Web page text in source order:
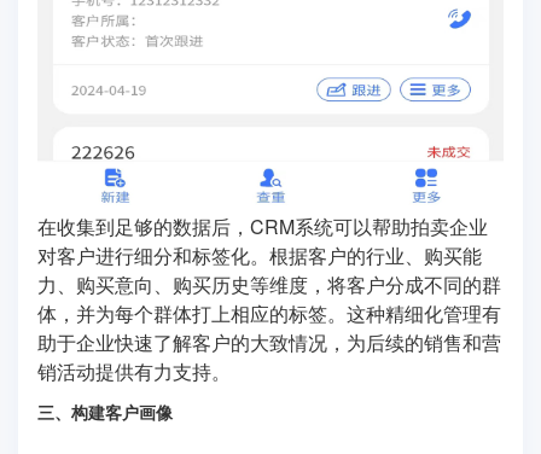
在收集到足够的数据后，CRM系统可以帮助拍卖企业
对客户进行细分和标签化。根据客户的行业、购买能
力、购买意向、购买历史等维度，将客户分成不同的群
体，并为每个群体打上相应的标签。这种精细化管理有
助于企业快速了解客户的大致情况，为后续的销售和营
销活动提供有力支持。
三、构建客户画像